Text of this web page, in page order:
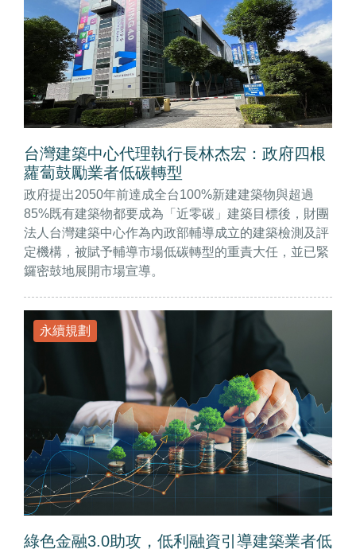
台灣建築中心代理執行長林杰宏：政府四根
蘿蔔鼓勵業者低碳轉型
政府提出2050年前達成全台100%新建建築物與超過
85%既有建築物都要成為「近零碳」建築目標後，財團
法人台灣建築中心作為內政部輔導成立的建築檢測及評
定機構，被賦予輔導市場低碳轉型的重責大任，並已緊
鑼密鼓地展開市場宣導。
永續規劃
綠色金融3.0助攻，低利融資引導建築業者低